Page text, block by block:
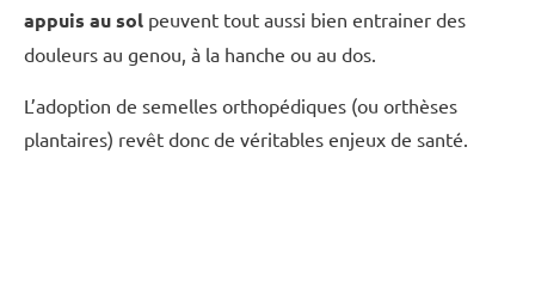
appuis au sol peuvent tout aussi bien entrainer des
douleurs au genou, à la hanche ou au dos.
L’adoption de semelles orthopédiques (ou orthèses
plantaires) revêt donc de véritables enjeux de santé.